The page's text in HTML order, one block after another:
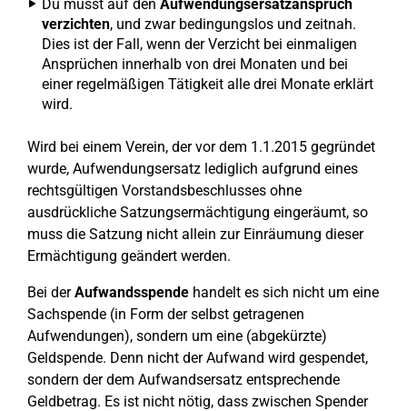
Du musst auf den Aufwendungsersatzanspruch
verzichten, und zwar bedingungslos und zeitnah.
Dies ist der Fall, wenn der Verzicht bei einmaligen
Ansprüchen innerhalb von drei Monaten und bei
einer regelmäßigen Tätigkeit alle drei Monate erklärt
wird.
Wird bei einem Verein, der vor dem 1.1.2015 gegründet
wurde, Aufwendungsersatz lediglich aufgrund eines
rechtsgültigen Vorstandsbeschlusses ohne
ausdrückliche Satzungsermächtigung eingeräumt, so
muss die Satzung nicht allein zur Einräumung dieser
Ermächtigung geändert werden.
Bei derAufwandsspende handelt es sich nicht um eine
Sachspende (in Form der selbst getragenen
Aufwendungen), sondern um eine (abgekürzte)
Geldspende. Denn nicht der Aufwand wird gespendet,
sondern der dem Aufwandsersatz entsprechende
Geldbetrag. Es ist nicht nötig, dass zwischen Spender